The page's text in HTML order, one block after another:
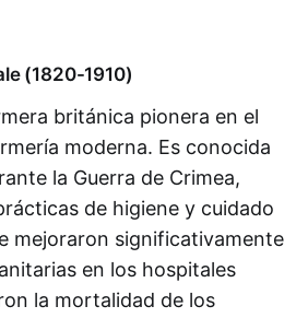
(1820-1910)
británica pionera en el
moderna. Es conocida
la Guerra de Crimea,
de higiene y cuidado
mejoraron significativamente
en los hospitales
la mortalidad de los